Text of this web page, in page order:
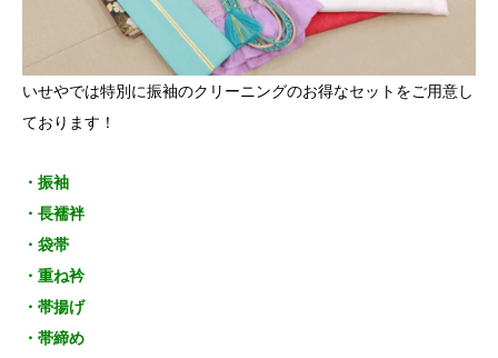
いせやでは特別に振袖のクリーニングのお得なセットをご用意し
ております！
・振袖
・長襦袢
・袋帯
・重ね衿
・帯揚げ
・帯締め